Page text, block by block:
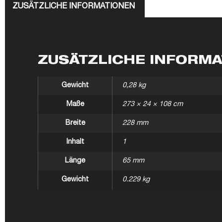
ZUSÄTZLICHE INFORMATIONEN
ZUSÄTZLICHE
Gewicht 0,28 kg
Maße 273 × 24 × 108 cm
Breite 228 mm
Inhalt 1
Länge 65 mm
Gewicht 0.229 kg